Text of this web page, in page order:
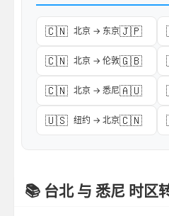
🇨🇳 北京 → 东京🇯🇵
🇨🇳 北京 → 伦敦🇬🇧
🇨🇳 北京 → 悉尼🇦🇺
🇺🇸 纽约 → 北京🇨🇳
📚 台北 与 悉尼 时区